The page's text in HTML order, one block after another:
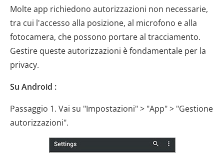
Molte app richiedono autorizzazioni non necessarie,
tra cui l'accesso alla posizione, al microfono e alla
fotocamera, che possono portare al tracciamento.
Gestire queste autorizzazioni è fondamentale per la
privacy.
Su Android :
Passaggio 1. Vai su "Impostazioni" > "App" > "Gestione
autorizzazioni".